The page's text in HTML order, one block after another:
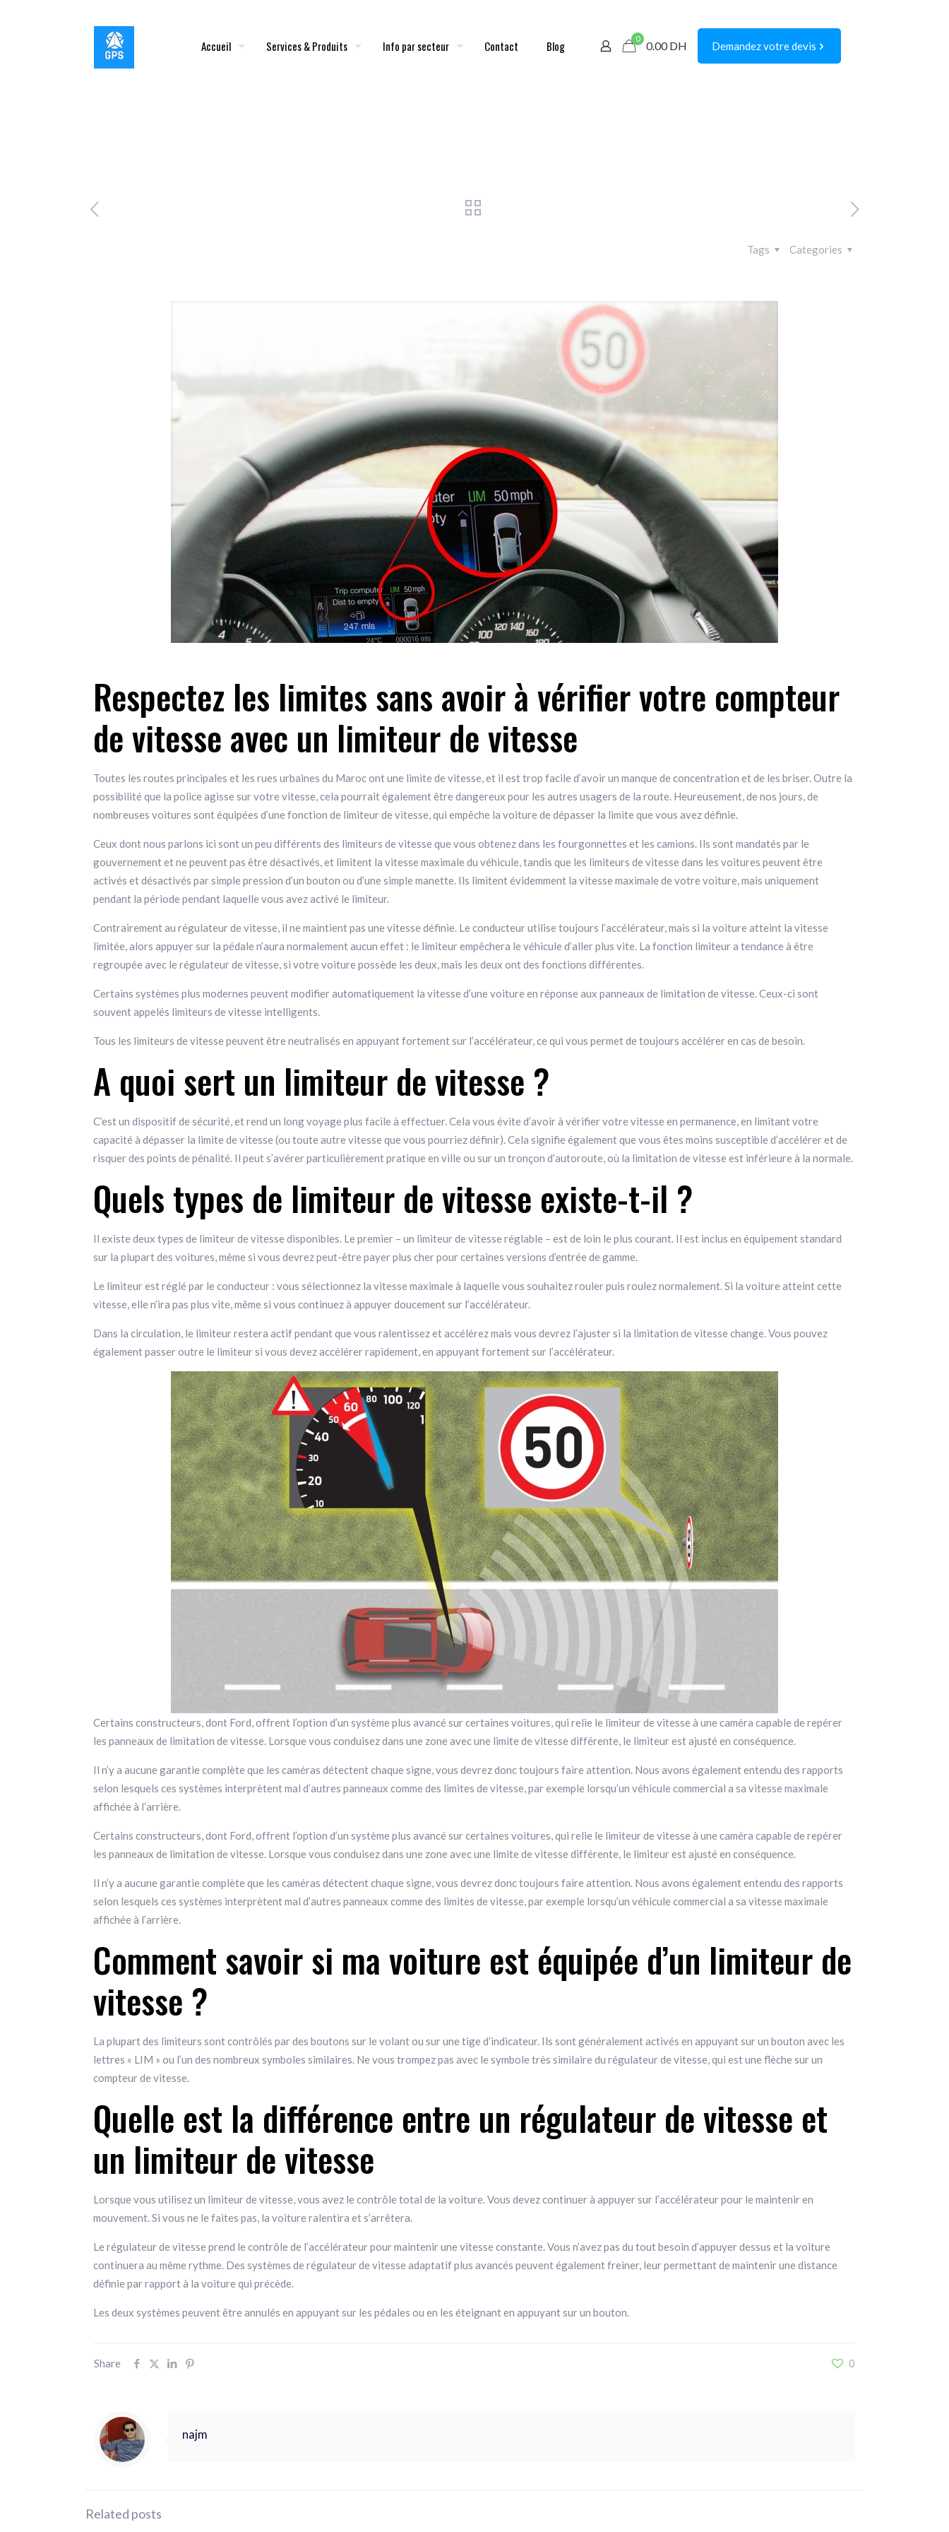
Accueil Services & Produits Info par secteur Contact Blog 0
0.00DH Demandez votre devis
Categories
Tags
Respectez les limites sans avoir à vérifier votre compteur
de vitesse avec un limiteur de vitesse
Toutes les routes principales et les rues urbaines du Maroc ont une limite de vitesse, et il est trop facile d’avoir un manque de concentration et de les briser. Outre la
possibilité que la police agisse sur votre vitesse, cela pourrait également être dangereux pour les autres usagers de la route. Heureusement, de nos jours, de
nombreuses voitures sont équipées d’une fonction de limiteur de vitesse, qui empêche la voiture de dépasser la limite que vous avez définie.
Ceux dont nous parlons ici sont un peu différents des limiteurs de vitesse que vous obtenez dans les fourgonnettes et les camions. Ils sont mandatés par le
gouvernement et ne peuvent pas être désactivés, et limitent la vitesse maximale du véhicule, tandis que les limiteurs de vitesse dans les voitures peuvent être
activés et désactivés par simple pression d’un bouton ou d’une simple manette. Ils limitent évidemment la vitesse maximale de votre voiture, mais uniquement
pendant la période pendant laquelle vous avez activé le limiteur.
Contrairement au régulateur de vitesse, il ne maintient pas une vitesse définie. Le conducteur utilise toujours l’accélérateur, mais si la voiture atteint la vitesse
limitée, alors appuyer sur la pédale n’aura normalement aucun effet : le limiteur empêchera le véhicule d’aller plus vite. La fonction limiteur a tendance à être
regroupée avec le régulateur de vitesse, si votre voiture possède les deux, mais les deux ont des fonctions différentes.
Certains systèmes plus modernes peuvent modifier automatiquement la vitesse d’une voiture en réponse aux panneaux de limitation de vitesse. Ceux-ci sont
souvent appelés limiteurs de vitesse intelligents.
Tous les limiteurs de vitesse peuvent être neutralisés en appuyant fortement sur l’accélérateur, ce qui vous permet de toujours accélérer en cas de besoin.
A quoi sert un limiteur de vitesse ?
C’est un dispositif de sécurité, et rend un long voyage plus facile à effectuer. Cela vous évite d’avoir à vérifier votre vitesse en permanence, en limitant votre
capacité à dépasser la limite de vitesse (ou toute autre vitesse que vous pourriez définir). Cela signifie également que vous êtes moins susceptible d’accélérer et de
risquer des points de pénalité. Il peut s’avérer particulièrement pratique en ville ou sur un tronçon d’autoroute, où la limitation de vitesse est inférieure à la normale.
Quels types de limiteur de vitesse existe-t-il ?
Il existe deux types de limiteur de vitesse disponibles. Le premier – un limiteur de vitesse réglable – est de loin le plus courant. Il est inclus en équipement standard
sur la plupart des voitures, même si vous devrez peut-être payer plus cher pour certaines versions d’entrée de gamme.
Le limiteur est réglé par le conducteur : vous sélectionnez la vitesse maximale à laquelle vous souhaitez rouler puis roulez normalement. Si la voiture atteint cette
vitesse, elle n’ira pas plus vite, même si vous continuez à appuyer doucement sur l’accélérateur.
Dans la circulation, le limiteur restera actif pendant que vous ralentissez et accélérez mais vous devrez l’ajuster si la limitation de vitesse change. Vous pouvez
également passer outre le limiteur si vous devez accélérer rapidement, en appuyant fortement sur l’accélérateur.
Certains constructeurs, dont Ford, offrent l’option d’un système plus avancé sur certaines voitures, qui relie le limiteur de vitesse à une caméra capable de repérer
les panneaux de limitation de vitesse. Lorsque vous conduisez dans une zone avec une limite de vitesse différente, le limiteur est ajusté en conséquence.
Il n’y a aucune garantie complète que les caméras détectent chaque signe, vous devrez donc toujours faire attention. Nous avons également entendu des rapports
selon lesquels ces systèmes interprètent mal d’autres panneaux comme des limites de vitesse, par exemple lorsqu’un véhicule commercial a sa vitesse maximale
affichée à l’arrière.
Certains constructeurs, dont Ford, offrent l’option d’un système plus avancé sur certaines voitures, qui relie le limiteur de vitesse à une caméra capable de repérer
les panneaux de limitation de vitesse. Lorsque vous conduisez dans une zone avec une limite de vitesse différente, le limiteur est ajusté en conséquence.
Il n’y a aucune garantie complète que les caméras détectent chaque signe, vous devrez donc toujours faire attention. Nous avons également entendu des rapports
selon lesquels ces systèmes interprètent mal d’autres panneaux comme des limites de vitesse, par exemple lorsqu’un véhicule commercial a sa vitesse maximale
affichée à l’arrière.
Comment savoir si ma voiture est équipée d’un limiteur de
vitesse ?
La plupart des limiteurs sont contrôlés par des boutons sur le volant ou sur une tige d’indicateur. Ils sont généralement activés en appuyant sur un bouton avec les
lettres « LIM » ou l’un des nombreux symboles similaires. Ne vous trompez pas avec le symbole très similaire du régulateur de vitesse, qui est une flèche sur un
compteur de vitesse.
Quelle est la différence entre un régulateur de vitesse et
un limiteur de vitesse
Lorsque vous utilisez un limiteur de vitesse, vous avez le contrôle total de la voiture. Vous devez continuer à appuyer sur l’accélérateur pour le maintenir en
mouvement. Si vous ne le faites pas, la voiture ralentira et s’arrêtera.
Le régulateur de vitesse prend le contrôle de l’accélérateur pour maintenir une vitesse constante. Vous n’avez pas du tout besoin d’appuyer dessus et la voiture
continuera au même rythme. Des systèmes de régulateur de vitesse adaptatif plus avancés peuvent également freiner, leur permettant de maintenir une distance
définie par rapport à la voiture qui précède.
Les deux systèmes peuvent être annulés en appuyant sur les pédales ou en les éteignant en appuyant sur un bouton.
Share 0
najm
Related posts